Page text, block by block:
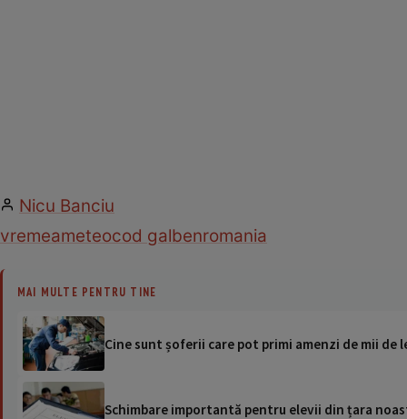
Nicu Banciu
vremeameteocod galbenromania
MAI MULTE PENTRU TINE
Cine sunt șoferii care pot primi amenzi de mii
Schimbare importantă pentru elevii din țara